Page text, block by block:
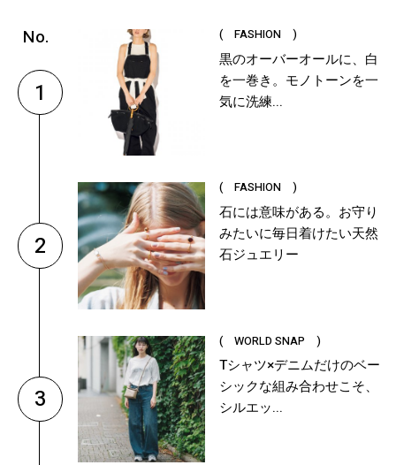
1
( FASHION )
黒のオーバーオールに、白
を一巻き。モノトーンを一
気に洗練...
2
( FASHION )
石には意味がある。お守り
みたいに毎日着けたい天然
石ジュエリー
3
( WORLD SNAP )
Tシャツ×デニムだけのベー
シックな組み合わせこそ、
シルエッ...